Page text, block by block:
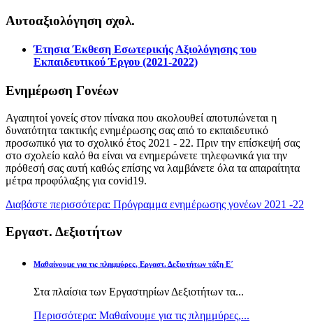
Αυτοαξιολόγηση σχολ.
Έτησια Έκθεση Εσωτερικής Αξιολόγησης του
Εκπαιδευτικού Έργου (2021-2022)
Ενημέρωση Γονέων
Αγαπητοί γονείς στον πίνακα που ακολουθεί αποτυπώνεται η
δυνατότητα τακτικής ενημέρωσης σας από το εκπαιδευτικό
προσωπικό για το σχολικό έτος 2021 - 22. Πριν την επίσκεψή σας
στο σχολείο καλό θα είναι να ενημερώνετε τηλεφωνικά για την
πρόθεσή σας αυτή καθώς επίσης να λαμβάνετε όλα τα απαραίτητα
μέτρα προφύλαξης για covid19.
Διαβάστε περισσότερα: Πρόγραμμα ενημέρωσης γονέων 2021 -22
Εργαστ. Δεξιοτήτων
Μαθαίνουμε για τις πλημμύρες, Εργαστ. Δεξιοτήτων τάξη Ε΄
Στα πλαίσια των Εργαστηρίων Δεξιοτήτων τα...
Περισσότερα: Μαθαίνουμε για τις πλημμύρες,...